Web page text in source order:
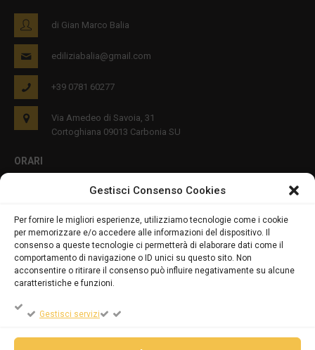
Gestisci Consenso Cookies
Per fornire le migliori esperienze, utilizziamo tecnologie come i cookie
per memorizzare e/o accedere alle informazioni del dispositivo. Il
consenso a queste tecnologie ci permetterà di elaborare dati come il
comportamento di navigazione o ID unici su questo sito. Non
acconsentire o ritirare il consenso può influire negativamente su alcune
caratteristiche e funzioni.
Gestisci servizi
di Gian Marco Balia
ediliziabalia@gmail.com
+39 0781 60277
Via Amedeo di Savoia, 31
Cortoghiana 09013 Carbonia SU
ORARI
PRIVACY E COOKIES
DICHIARAZIONE SULLA PRIVACY (UE)
COOKIE POLICY (UE)